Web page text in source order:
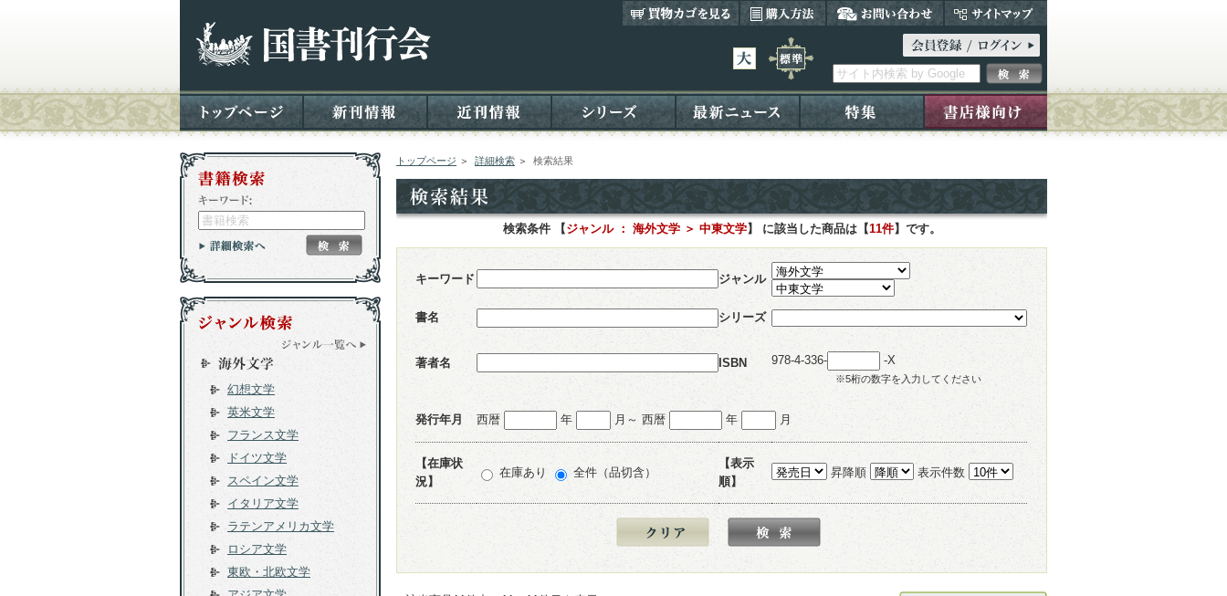
トップページ ＞ 詳細検索 ＞ 検索結果
検索条件 【ジャンル ： 海外文学 ＞ 中東文学】 に該当した商品は【11件】です。
キーワード ジャンル
書名 シリーズ
著者名 ISBN 978-4-336- -X
※5桁の数字を入力してください
発行年月 西暦 年 月～ 西暦 年 月
【在庫状
況】
在庫あり 全件（品切含）
【表示
順】
昇降順 表示件数
幻想文学
英米文学
フランス文学
ドイツ文学
スペイン文学
イタリア文学
ラテンアメリカ文学
ロシア文学
東欧・北欧文学